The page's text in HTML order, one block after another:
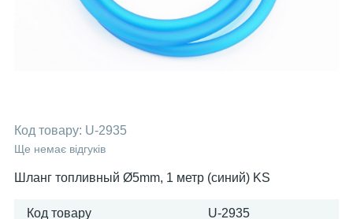
Код товару: U-2935
Ще немає відгуків
Шланг топливный Ø5mm, 1 метр (синий) KS
Код товару U-2935